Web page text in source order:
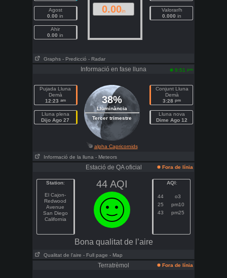
Agost
0.00 in
Ahir
0.00 in
0.00in
Valorar/h
0.000 in
Graphs - Predicció - Radar
Informació en fase lluna 9:51 pm
Pujada Lluna
Demà
12:23 am
Lluna plena
Dijo Ago 27
38%
Lluminància
Tercer trimestre
alpha Capricornids
Conjunt Lluna
Demà
3:28 pm
Lluna nova
Dime Ago 12
Informació de la lluna - Meteors
Estació de QA oficial Fora de línia
Station:
El Cajon-
Redwood
Avenue
San Diego
California
44 AQI AQI:
44
o3
25
pm10
43
pm25
Bona qualitat de l’aire
Qualitat de l'aire - Full page - Map
Terratrèmol Fora de línia